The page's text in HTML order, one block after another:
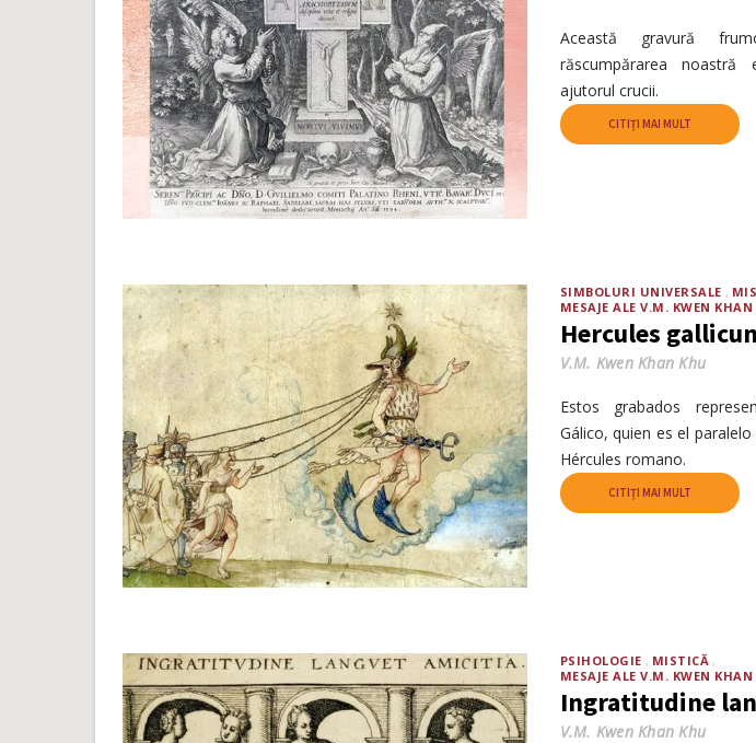
Această gravură
răscumpărarea
ajutorul crucii.
CITIȚI MAI MULT
SIMBOLURI UNIVERSALE
MESAJE ALE V.M. KWEN
Hercules
V.M. Kwen Khan Khu
Estos grabados
Gálico, quien es el
Hércules romano.
CITIȚI MAI MULT
PSIHOLOGIE
MISTICĂ
MESAJE ALE V.M. KWEN
Ingratitudine
V.M. Kwen Khan Khu